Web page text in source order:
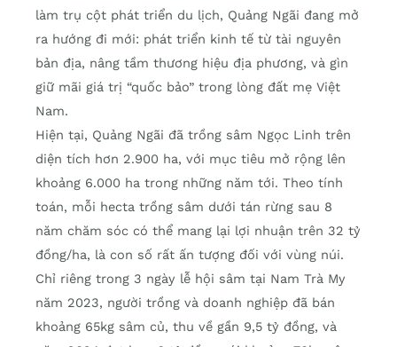
làm trụ cột phát triển du lịch, Quảng Ngãi đang mở
ra hướng đi mới: phát triển kinh tế từ tài nguyên
bản địa, nâng tầm thương hiệu địa phương, và gìn
giữ mãi giá trị “quốc bảo” trong lòng đất mẹ Việt
Nam.
Hiện tại, Quảng Ngãi đã trồng sâm Ngọc Linh trên
diện tích hơn 2.900 ha, với mục tiêu mở rộng lên
khoảng 6.000 ha trong những năm tới. Theo tính
toán, mỗi hecta trồng sâm dưới tán rừng sau 8
năm chăm sóc có thể mang lại lợi nhuận trên 32 tỷ
đồng/ha, là con số rất ấn tượng đối với vùng núi.
Chỉ riêng trong 3 ngày lễ hội sâm tại Nam Trà My
năm 2023, người trồng và doanh nghiệp đã bán
khoảng 65kg sâm củ, thu về gần 9,5 tỷ đồng, và